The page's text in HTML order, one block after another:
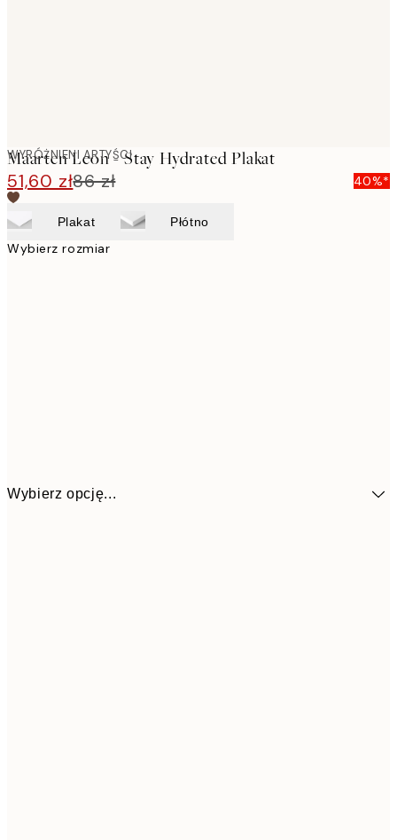
WYRÓŻNIENI ARTYŚCI
Maarten Leon - Stay Hydrated Plakat
51,60 zł86 zł 40%*
Plakat Płótno
Wybierz rozmiar
Wybierz opcję...